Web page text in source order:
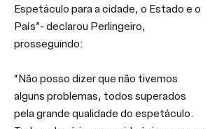
Espetáculo para a cidade, o Estado e o
País”- declarou Perlingeiro,
prosseguindo:
“Não posso dizer que não tivemos
alguns problemas, todos superados
pela grande qualidade do espetáculo.